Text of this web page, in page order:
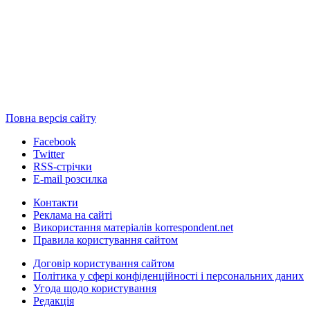
Повна версія сайту
Facebook
Twitter
RSS-стрічки
E-mail розсилка
Контакти
Реклама на сайті
Використання матеріалів korrespondent.net
Правила користування сайтом
Договір користування сайтом
Політика у сфері конфіденційності і персональних даних
Угода щодо користування
Редакція